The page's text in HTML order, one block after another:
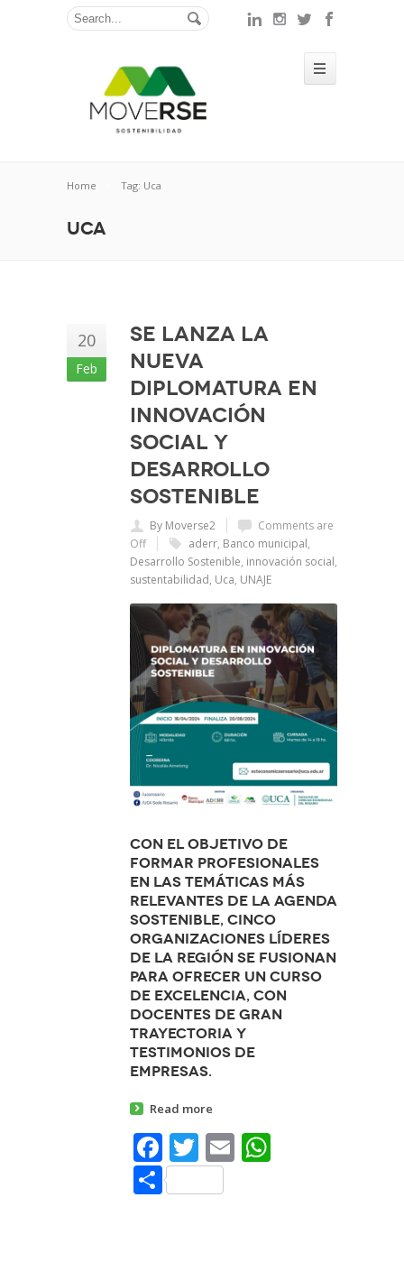
Home Tag: Uca
Uca
20
Feb
Se lanza la
nueva
Diplomatura en
Innovación
Social y
Desarrollo
Sostenible
By Moverse2
Comments are
Off
aderr, Banco municipal,
Desarrollo Sostenible, innovación social,
sustentabilidad, Uca, UNAJE
Con el objetivo de
formar profesionales
en las temáticas más
relevantes de la agenda
sostenible, cinco
organizaciones líderes
de la región se fusionan
para ofrecer un curso
de excelencia, con
docentes de gran
trayectoria y
testimonios de
empresas.
Read more
Facebook
Twitter
Email
Share